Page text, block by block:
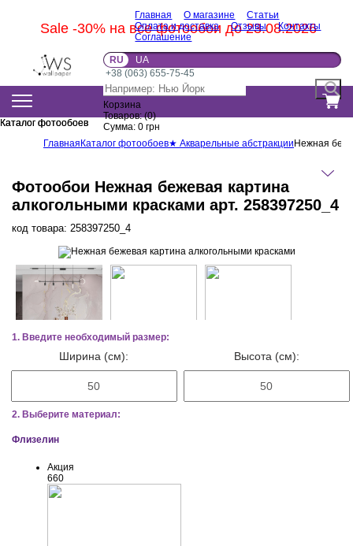
Sale -30% на все фотообои до 23.08.2026
Главная О магазине
Статьи
Оплата и доставка
Отзывы
Контакты
Соглашение
RU
UA
+38 (063) 655-75-45
Корзина
Товаров:(0)
Сумма: 0 грн
Каталог фотообоев
Каталог фотообоев
Главная Каталог фотообоев★ Акварельные абстракции Нежная
Фотообои Нежная бежевая картина
алкогольными красками арт. 258397250_4
код товара: 258397250_4
1. Введите необходимый размер:
Ширина (см): Высота (см):
2. Выберите материал:
Флизелин
Акция
660